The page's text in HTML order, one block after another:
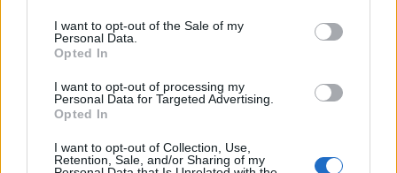
I want to opt-out of the Sale of my
Personal Data.
Opted In
I want to opt-out of processing my
Personal Data for Targeted Advertising.
Opted In
I want to opt-out of Collection, Use,
Retention, Sale, and/or Sharing of my
ORGANIZZATO DA
Amo – Amici del Monte Orsa
27 Maggio 2023